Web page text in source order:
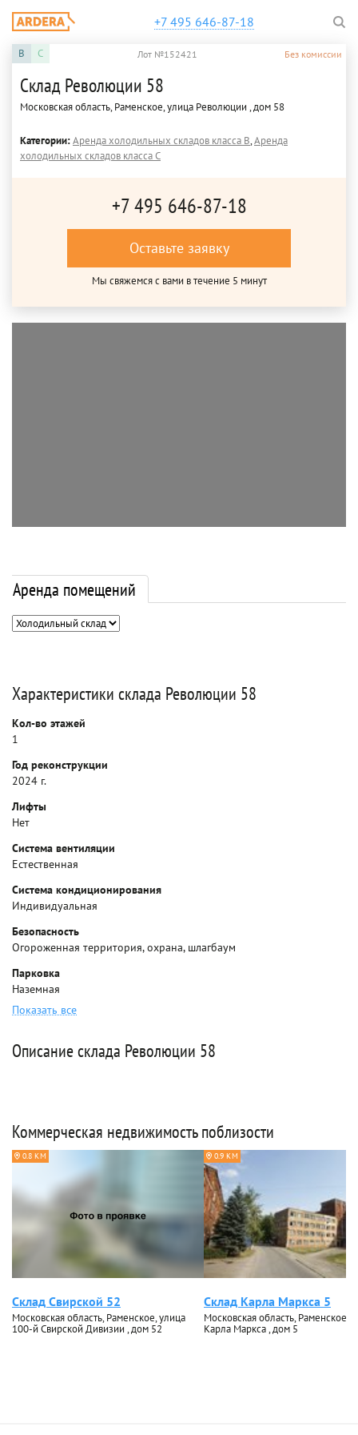
+7 495 646-87-18
B C Лот №152421 Без комиссии
Склад Революции 58
Московская область, Раменское, улица Революции , дом 58
Категории:Аренда холодильных складов класса B,Аренда
холодильных складов класса C
+7 495 646-87-18
Оставьте заявку
Мы свяжемся с вами в течение 5 минут
Аренда помещений
Характеристики склада Революции 58
Кол-во этажей
1
Год реконструкции
2024 г.
Лифты
Нет
Система вентиляции
Естественная
Система кондиционирования
Индивидуальная
Безопасность
Огороженная территория, охрана, шлагбаум
Парковка
Наземная
Показать все
Описание склада Революции 58
Коммерческая недвижимость поблизости
0.8 КМ
Склад Свирской 52
Московская область, Раменское, улица
100-й Свирской Дивизии , дом 52
0.9 КМ
Склад Карла Маркса 5
Московская область, Раменское,
Карла Маркса , дом 5